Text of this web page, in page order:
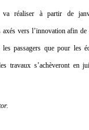
réaliser à partir de
axés vers l’innovation afin
passagers que pour les
travaux s’achèveront en